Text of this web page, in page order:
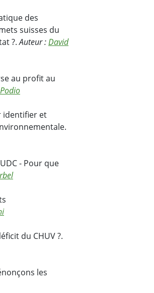
des
suisses du
?.Auteur :David
au profit au
identifier et
- Pour que
du CHUV ?.
les